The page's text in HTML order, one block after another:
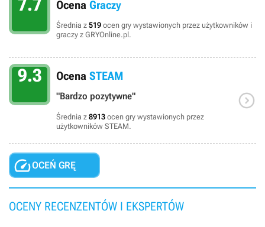
7.7 Ocena Graczy
Średnia z 519 ocen gry wystawionych przez użytkowników i
graczy z GRYOnline.pl.
9.3 Ocena STEAM
"Bardzo pozytywne"
Średnia z 8913 ocen gry wystawionych przez
użytkowników STEAM.

OCEŃ GRĘ
OCENY RECENZENTÓW I EKSPERTÓW